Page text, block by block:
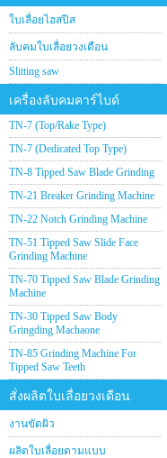
ใบเลื่อยไฮสปีส
ลับคมใบเลื่อยวงเดือน
Slitting saw
เครื่องลับคมคาร์ไบด์
TN-7 (Top/Rake Type)
TN-7 (Dedicated Top Type)
TN-8 Tipped Saw Blade Grinding
TN-21 Breaker Grinding Machine
TN-22 Notch Grinding Machine
TN-51 Tipped Saw Slide Face
Grinding Machine
TN-70 Tipped Saw Blade Grinding
Machine
TN-30 Tipped Saw Body
Gringding Machaone
TN-85 Grinding Machine For
Tipped Saw Teeth
สั่งผลิตใบเลื่อยวงเดือน
งานขัดผิว
ผลิตใบเลื่อยตามแบบ